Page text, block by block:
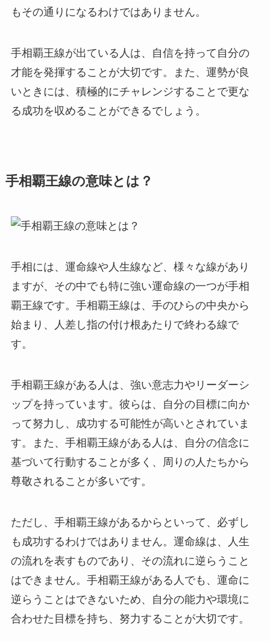
もその通りになるわけではありません。
手相覇王線が出ている人は、自信を持って自分の
才能を発揮することが大切です。また、運勢が良
いときには、積極的にチャレンジすることで更な
る成功を収めることができるでしょう。
手相覇王線の意味とは？
手相には、運命線や人生線など、様々な線があり
ますが、その中でも特に強い運命線の一つが手相
覇王線です。手相覇王線は、手のひらの中央から
始まり、人差し指の付け根あたりで終わる線で
す。
手相覇王線がある人は、強い意志力やリーダーシ
ップを持っています。彼らは、自分の目標に向か
って努力し、成功する可能性が高いとされていま
す。また、手相覇王線がある人は、自分の信念に
基づいて行動することが多く、周りの人たちから
尊敬されることが多いです。
ただし、手相覇王線があるからといって、必ずし
も成功するわけではありません。運命線は、人生
の流れを表すものであり、その流れに逆らうこと
はできません。手相覇王線がある人でも、運命に
逆らうことはできないため、自分の能力や環境に
合わせた目標を持ち、努力することが大切です。